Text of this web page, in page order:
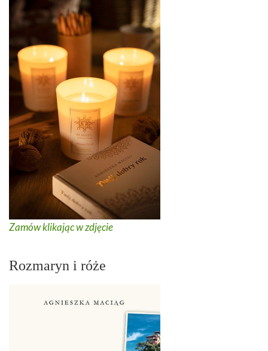
Zamów klikając w zdjęcie
Rozmaryn i róże